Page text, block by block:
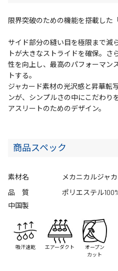
限界突破のための機能を搭載した「
サイド部分の縫い目を極限まで減
トが大きなストライドを確保。さ
性を向上し、最高のパフォーマン
トする。
ジャカード素材の光沢感と昇華転
ンが、シンプルさの中にこだわり
アスリートのためのデザイン。
商品スペック
素材名
メカニカルジャ
品 質
ポリエステル
中国製
吸汗速乾 エアーダクト
オープン
カット